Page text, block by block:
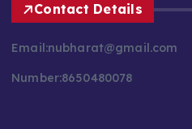
Contact Details
Email:nubharat@gmail.com
Number:8650480078